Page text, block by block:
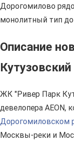
Дорогомилово
монолитный тип
Описание
Кутузовский
ЖК "Ривер Парк
девелопера AEON,
Дорогомиловском
Москвы-реки и